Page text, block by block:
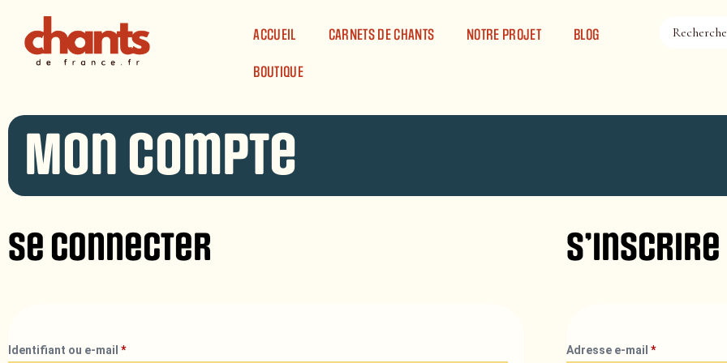
ACCUEIL
CARNETS DE CHANTS NOTRE PROJET BLOG
BOUTIQUE
Mon compte
Se connecter
Identifiant ou e-mail *
S’inscrire
Adresse e-mail*